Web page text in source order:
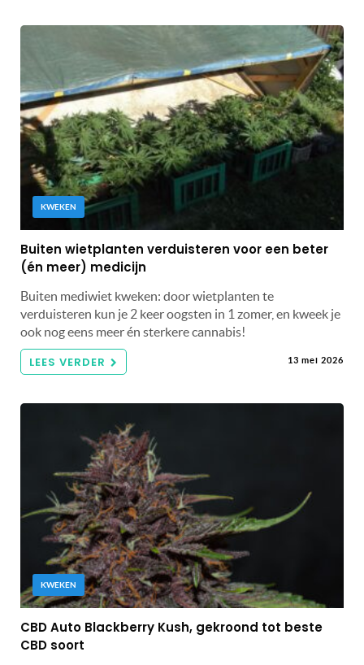
KWEKEN
Buiten wietplanten verduisteren voor een beter
(én meer) medicijn
Buiten mediwiet kweken: door wietplanten te
verduisteren kun je 2 keer oogsten in 1 zomer, en kweek je
ook nog eens meer én sterkere cannabis!
LEES VERDER 13 mei 2026
KWEKEN
CBD Auto Blackberry Kush, gekroond tot beste
CBD soort